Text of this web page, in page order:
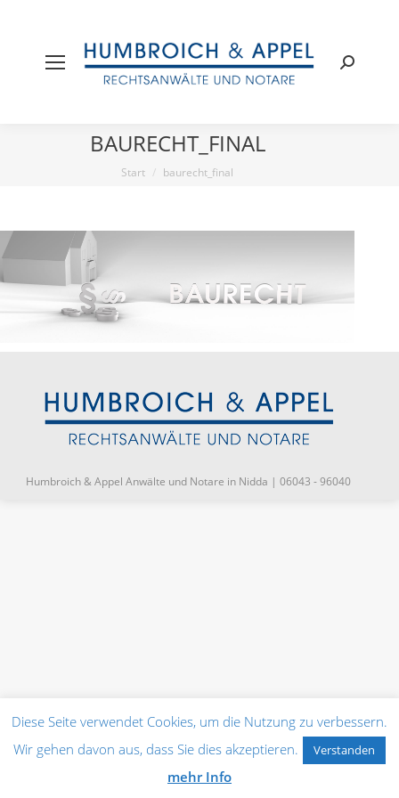
Search:
BAURECHT_FINAL
Sie befinden sich hier:
Start baurecht_final
Humbroich & Appel Anwälte und Notare in Nidda | 06043 - 96040
Diese Seite verwendet Cookies, um die Nutzung zu verbessern.
Wir gehen davon aus, dass Sie dies akzeptieren.
Verstanden
mehr Info